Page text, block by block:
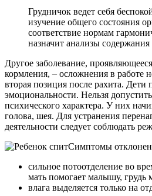
Грудничок ведет себя
изучение общего состояния
соответствие нормам
назначит анализы
Другое заболевание,
кормления, – осложнения в работе
вторая позиция после рахита.
эмоциональности. Нельзя
психического характера. У них
голова, шея. Для устранения
деятельности следует соблюдать
Симптомы
сильное потоотделение во
мать помогает малышу, грудь
влага выделяется только на